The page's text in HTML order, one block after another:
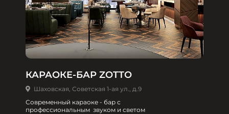
КАРАОКЕ-БАР ZOTTO
Шаховская, Советская 1-ая ул., д.9
Современный караоке - бар с
профессиональным звуком и светом